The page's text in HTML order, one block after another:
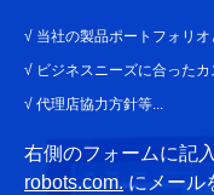
√ 当社の製品ポートフォリ
√ ビジネスニーズに合った
√ 代理店協力方針等...
右側のフォームに記
robots.com. にメール